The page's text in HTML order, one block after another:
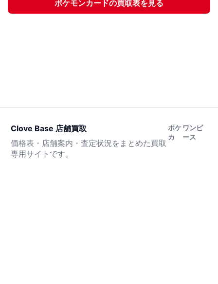
ポケモンカードの買取表を見る
Clove Base 店舗買取
価格表・店舗案内・査定状況をまとめた買取
専用サイトです。
ポケ
カ
ワンピ
ース